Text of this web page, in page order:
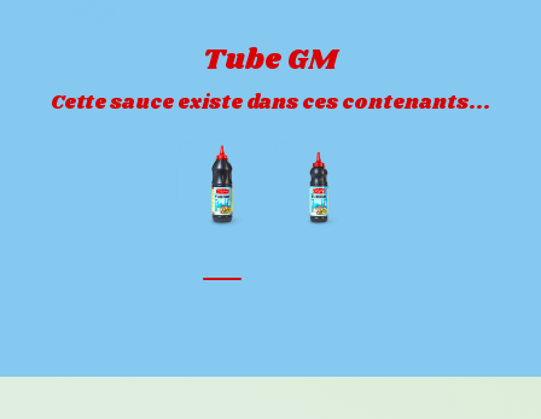
Tube GM
Cette sauce existe dans ces contenants...